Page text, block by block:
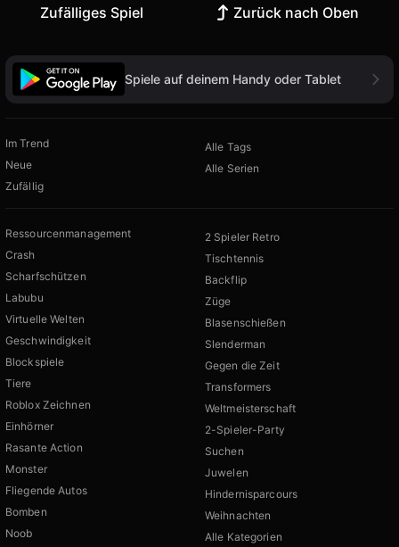
Zufälliges Spiel Zurück nach Oben
Spiele auf deinem Handy oder Tablet
Im Trend
Neue
Zufällig
Alle Tags
Alle Serien
Ressourcenmanagement
Crash
Scharfschützen
Labubu
Virtuelle Welten
Geschwindigkeit
Blockspiele
Tiere
Roblox Zeichnen
Einhörner
Rasante Action
Monster
Fliegende Autos
Bomben
Noob
2 Spieler Retro
Tischtennis
Backflip
Züge
Blasenschießen
Slenderman
Gegen die Zeit
Transformers
Weltmeisterschaft
2-Spieler-Party
Suchen
Juwelen
Hindernisparcours
Weihnachten
Alle Kategorien